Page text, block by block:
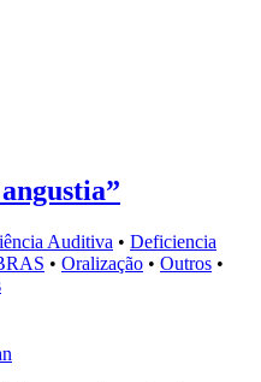
Auditiva • Deficiencia
• Oralização • Outros •